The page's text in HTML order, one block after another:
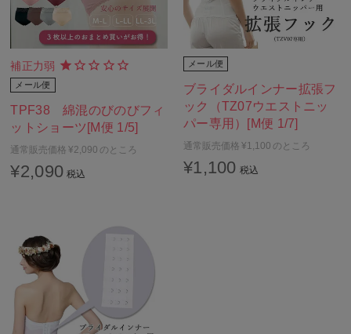
TPF38 綿混のびのびフィ
ットショーツ[M便 1/5]
補正力弱
メール便
通常販売価格 ¥2,090 のところ
¥2,090 税込
ブライダルインナー拡張フ
ック（TZ07ウエストニッ
パー専用）[M便 1/7]
メール便
通常販売価格 ¥1,100 のところ
¥1,100 税込